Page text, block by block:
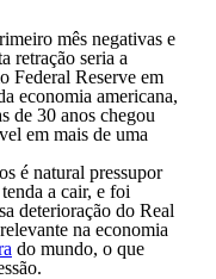
mês negativas e
retração seria a
Federal Reserve em
economia americana,
de 30 anos chegou
em mais de uma
é natural pressupor
a cair, e foi
deterioração do Real
na economia
do mundo, o que